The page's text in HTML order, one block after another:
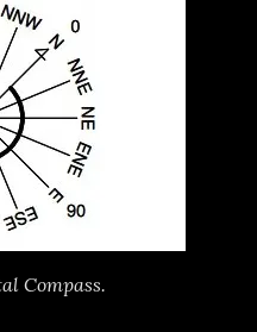
Compass.